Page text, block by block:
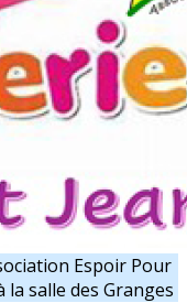
Espoir Pour
salle des Granges